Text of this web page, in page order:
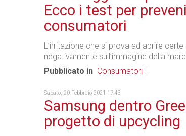
Ecco i test per
consumatori
L’irritazione che si prova ad aprire
negativamente sull’immagine della
Pubblicato in Consumatori
Sabato, 20 Febbraio 2021 17:43
Samsung dentro
progetto di upcycling